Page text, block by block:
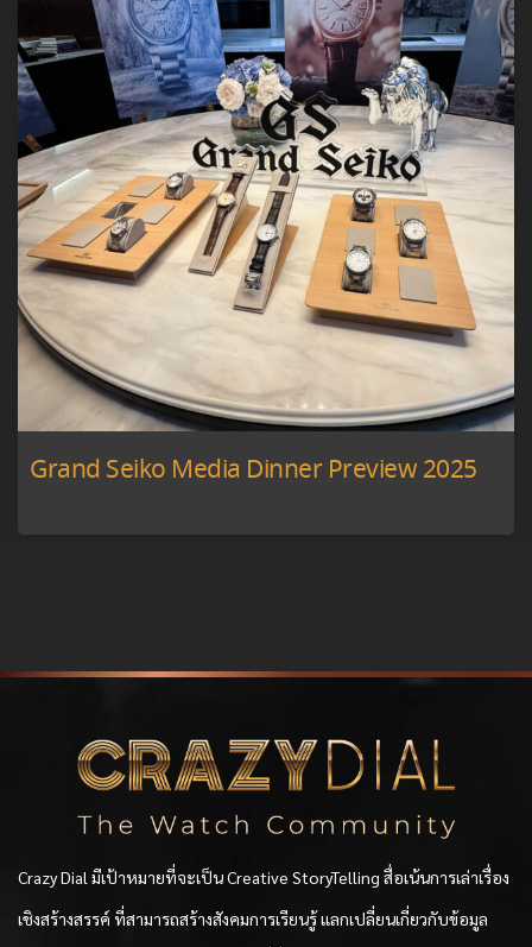
Grand Seiko Media Dinner Preview 2025
Crazy Dial มีเป้าหมายที่จะเป็น Creative StoryTelling สื่อเน้นการเล่าเรื่อง
เชิงสร้างสรรค์ ที่สามารถสร้างสังคมการเรียนรู้ แลกเปลี่ยนเกี่ยวกับข้อมูล